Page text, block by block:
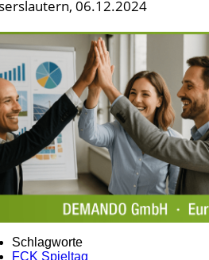
06.12.2024
Schlagworte
FCK Spieltag